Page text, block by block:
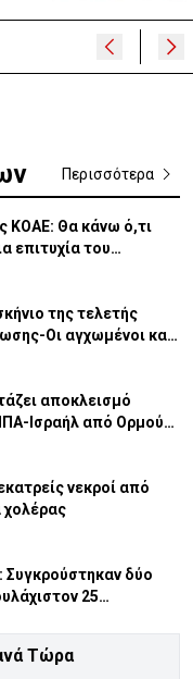
Περισσότερα
ΚΟΑΕ: Θα κάνω ό,τι
επιτυχία του
της τελετής
Οι αγχωμένοι και
(vid)
αποκλεισμό
Ισραήλ από Ορμούζ
μέχρι 20%
νεκροί από
χολέρας
Συγκρούστηκαν δύο
25
οι 7 σοβαρά
κόμβο
Τώρα